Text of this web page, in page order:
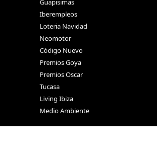
Guapisimas
Iberempleos
Loteria Navidad
Neomotor
Código Nuevo
Premios Goya
Premios Oscar
Tucasa
Living Ibiza
Medio Ambiente